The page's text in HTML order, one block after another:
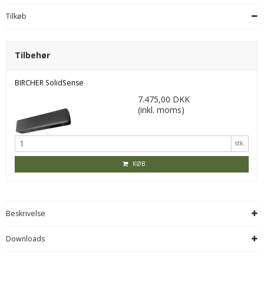
Tilkøb
Tilbehør
BIRCHER SolidSense
7.475,00 DKK
(inkl. moms)
stk.
KØB
Beskrivelse
Downloads